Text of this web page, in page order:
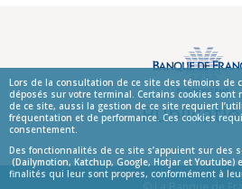
Lors de la consultation de ce site des témoins de
déposés sur votre terminal. Certains cookies sont
de ce site, aussi la gestion de ce site requiert
fréquentation et de performance. Ces cookies
consentement.
Des fonctionnalités de ce site s’appuient sur des
(Dailymotion, Katchup, Google, Hotjar et
finalités qui leur sont propres, conformément à